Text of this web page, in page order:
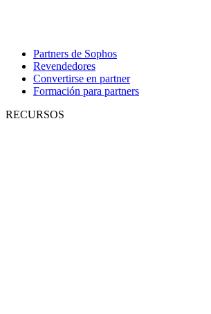
Partners de Sophos
Revendedores
Convertirse en partner
Formación para partners
RECURSOS